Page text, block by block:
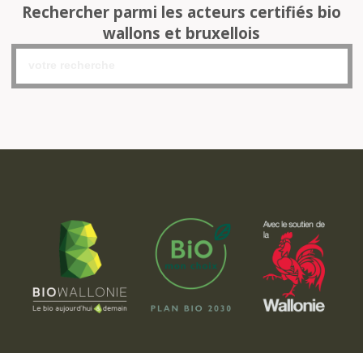
Rechercher parmi les acteurs certifiés bio
wallons et bruxellois